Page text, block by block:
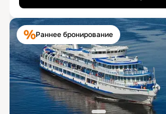
Раннее бронирование